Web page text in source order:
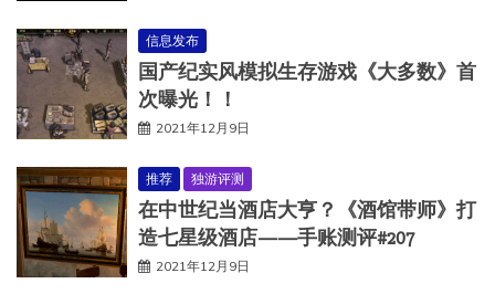
信息发布
国产纪实风模拟生存游戏《大多数》首
次曝光！！
2021年12月9日
推荐 独游评测
在中世纪当酒店大亨？《酒馆带师》打
造七星级酒店——手账测评#207
2021年12月9日